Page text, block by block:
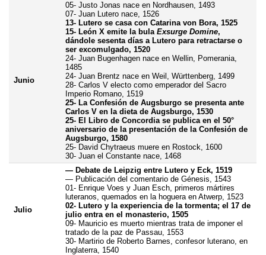
Junio
05- Justo Jonas nace en Nordhausen, 1493
07- Juan Lutero nace, 1526
13- Lutero se casa con Catarina von Bora, 1525
15- León X emite la bula Exsurge Domine,
dándole sesenta días a Lutero para retractarse o
ser excomulgado, 1520
24- Juan Bugenhagen nace en Wellin, Pomerania,
1485
24- Juan Brentz nace en Weil, Württenberg, 1499
28- Carlos V electo como emperador del Sacro
Imperio Romano, 1519
25- La Confesión de Augsburgo se presenta ante
Carlos V en la dieta de Augsburgo, 1530
25- El Libro de Concordia se publica en el 50°
aniversario de la presentación de la Confesión de
Augsburgo, 1580
25- David Chytraeus muere en Rostock, 1600
30- Juan el Constante nace, 1468
Julio
— Debate de Leipzig entre Lutero y Eck, 1519
— Publicación del comentario de Génesis, 1543
01- Enrique Voes y Juan Esch, primeros mártires
luteranos, quemados en la hoguera en Atwerp, 1523
02- Lutero y la experiencia de la tormenta; el 17 de
julio entra en el monasterio, 1505
09- Mauricio es muerto mientras trata de imponer el
tratado de la paz de Passau, 1553
30- Martirio de Roberto Barnes, confesor luterano, en
Inglaterra, 1540